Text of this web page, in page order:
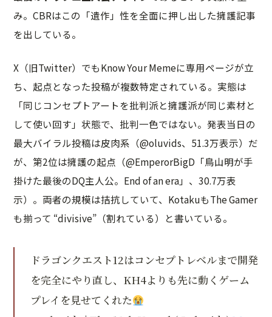
み。CBRはこの「遺作」性を全面に押し出した擁護記事
を出している。
X（旧Twitter）でもKnow Your Memeに専用ページが立
ち、起点となった投稿が複数特定されている。実態は
「同じコンセプトアートを批判派と擁護派が同じ素材と
して使い回す」状態で、批判一色ではない。発表当日の
最大バイラル投稿は皮肉系（@oluvids、51.3万表示）だ
が、第2位は擁護の起点（@EmperorBigD「鳥山明が手
掛けた最後のDQ主人公。End of an era」、30.7万表
示）。両者の規模は拮抗していて、KotakuもThe Gamer
も揃って “divisive”（割れている）と書いている。
ドラゴンクエスト12はコンセプトレベルまで開発
を完全にやり直し、KH4よりも先に動くゲーム
プレイを見せてくれた